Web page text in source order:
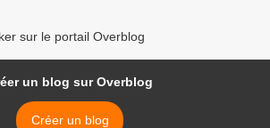
sur le portail Overblog
un blog sur Overblog
Créer un blog